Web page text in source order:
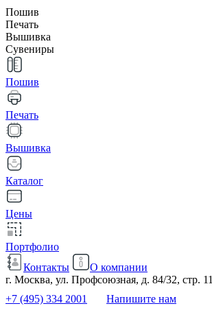
Пошив
Печать
Вышивка
Сувениры
Пошив
Печать
Вышивка
Каталог
Цены
Портфолио
Контакты
О компании
г. Москва, ул. Профсоюзная, д. 84/32, стр. 11
+7 (495) 334 2001
Напишите нам